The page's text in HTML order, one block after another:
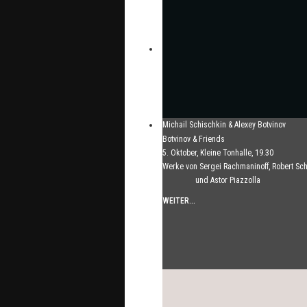
Michail Schischkin & Alexey Botvinov
Michail Schischkin - Lesung, Gespräch und
Botvinov - Klavier
Sonntag 16.8.2026, 10:30, Hotel Hammer
Botvinov & Friends
5. Oktober, Kleine Tonhalle, 19.30
Werke von Sergei Rachmaninoff, Robert
und Astor Piazzolla
WEITER...